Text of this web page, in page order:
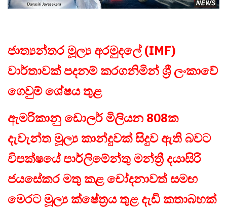
ජාත්‍යන්තර මූල්‍ය අරමුදලේ (IMF)
වාර්තාවක් පදනම් කරගනිමින් ශ්‍රී ලංකාවේ
ගෙවුම් ශේෂය තුළ
ඇමරිකානු ඩොලර් මිලියන 808ක
දැවැන්ත මූල්‍ය කාන්දුවක් සිදුව ඇති බවට
විපක්ෂයේ පාර්ලිමේන්තු මන්ත්‍රී දයාසිරි
ජයසේකර මතු කළ චෝදනාවත් සමඟ
මෙරට මූල්‍ය ක්ෂේත්‍රය තුළ දැඩි කතාබහක්